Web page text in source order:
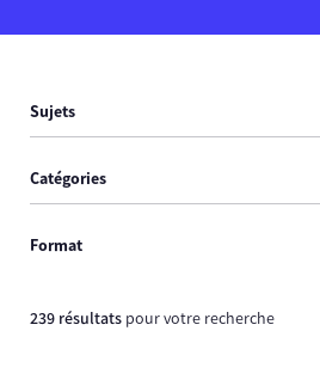
Sujets
Catégories
Format
239 résultats pour votre recherche